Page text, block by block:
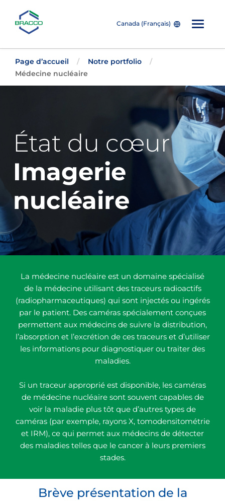
Skip to main content
Canada (Français)
Page d’accueil
Notre portfolio
Médecine nucléaire
État du cœur
Imagerie
nucléaire
La médecine nucléaire est un domaine spécialisé
de la médecine utilisant des traceurs radioactifs
(radiopharmaceutiques) qui sont injectés ou ingérés
par le patient. Des caméras spécialement conçues
permettent aux médecins de suivre la distribution,
l’absorption et l’excrétion de ces traceurs et d’utiliser
les informations pour diagnostiquer ou traiter des
maladies.
Si un traceur approprié est disponible, les caméras
de médecine nucléaire sont souvent capables de
voir la maladie plus tôt que d’autres types de
caméras (par exemple, rayons X, tomodensitométrie
et IRM), ce qui permet aux médecins de détecter
des maladies telles que le cancer à leurs premiers
stades.
Brève présentation de la